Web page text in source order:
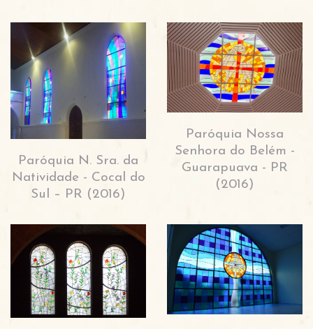
Paróquia N. Sra. da
Natividade - Cocal do
Sul – PR (2016)
Paróquia Nossa
Senhora do Belém -
Guarapuava - PR
(2016)